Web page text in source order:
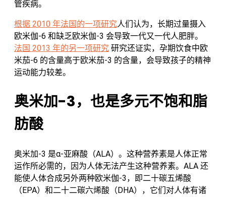
管疾病。
根据 2010 年法国的一项研究人们认为，长期过量摄入
欧米伽-6 和缺乏欧米伽-3 会导致一代又一代人肥胖。
法国 2013 年的另一项研究 研究还证实，孕期饮食中欧
米茄-6 的含量高于欧米茄-3 的含量，会导致孩子的精神
运动能力较差。
奥米加-3，也是多元不饱和脂
肪酸
奥米加-3 是α-亚麻酸（ALA）。这种营养素是人体正常
运作所必需的，因为人体无法产生这种营养素。ALA 还
能使人体合成另外两种欧米伽-3，即二十碳五烯酸
（EPA）和二十二碳六烯酸（DHA），它们对人体有诸